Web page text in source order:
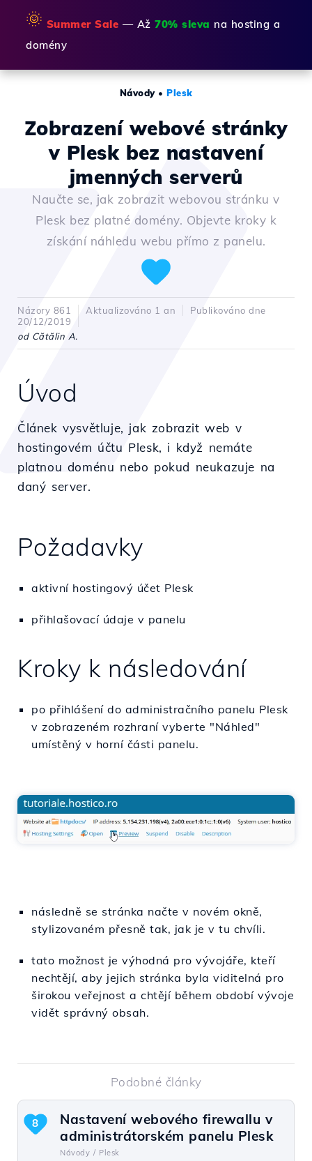
🌞 Summer Sale — Až 70% sleva na hosting a
domény
Návody• Plesk
Zobrazení webové stránky
v Plesk bez nastavení
jmenných serverů
Naučte se, jak zobrazit webovou stránku v
Plesk bez platné domény. Objevte kroky k
získání náhledu webu přímo z panelu.
Názory 861 Aktualizováno 1 an
Publikováno dne
20/12/2019
od Cătălin A.
Úvod
Článek vysvětluje, jak zobrazit web v
hostingovém účtu Plesk, i když nemáte
platnou doménu nebo pokud neukazuje na
daný server.
Požadavky
aktivní hostingový účet Plesk
přihlašovací údaje v panelu
Kroky k následování
po přihlášení do administračního panelu Plesk
v zobrazeném rozhraní vyberte "Náhled"
umístěný v horní části panelu.
následně se stránka načte v novém okně,
stylizovaném přesně tak, jak je v tu chvíli.
tato možnost je výhodná pro vývojáře, kteří
nechtějí, aby jejich stránka byla viditelná pro
širokou veřejnost a chtějí během období vývoje
vidět správný obsah.
Podobné články
Nastavení webového firewallu v
administrátorském panelu Plesk
Návody / Plesk
8